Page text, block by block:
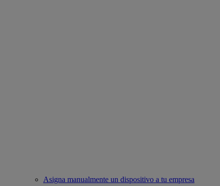
Asigna manualmente un dispositivo a tu empresa